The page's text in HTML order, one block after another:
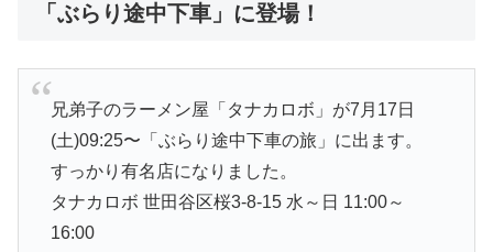
「ぶらり途中下車」に登場！
兄弟子のラーメン屋「タナカロボ」が7月17日
(土)09:25〜「ぶらり途中下車の旅」に出ます。
すっかり有名店になりました。
タナカロボ 世田谷区桜3-8-15 水～日 11:00～
16:00